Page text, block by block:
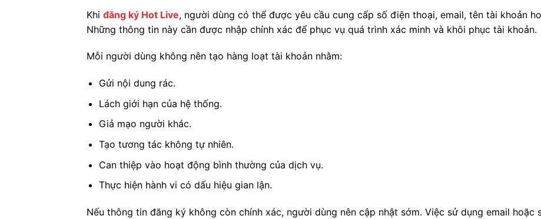
Khi đăng ký Hot Live, người dùng có thể được yêu cầu cung cấp số điện thoại, email, tên tài khoản
Những thông tin này cần được nhập chính xác để phục vụ quá trình xác minh và khôi phục tài khoản.
Mỗi người dùng không nên tạo hàng loạt tài khoản nhằm:
Gửi nội dung rác.
Lách giới hạn của hệ thống.
Giả mạo người khác.
Tạo tương tác không tự nhiên.
Can thiệp vào hoạt động bình thường của dịch vụ.
Thực hiện hành vi có dấu hiệu gian lận.
Nếu thông tin đăng ký không còn chính xác, người dùng nên cập nhật sớm. Việc sử dụng email